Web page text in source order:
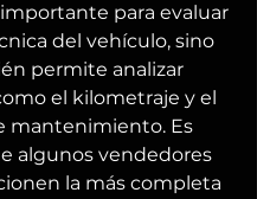
para evaluar
del vehículo, sino
permite analizar
el kilometraje y el
mantenimiento. Es
algunos vendedores
la más completa